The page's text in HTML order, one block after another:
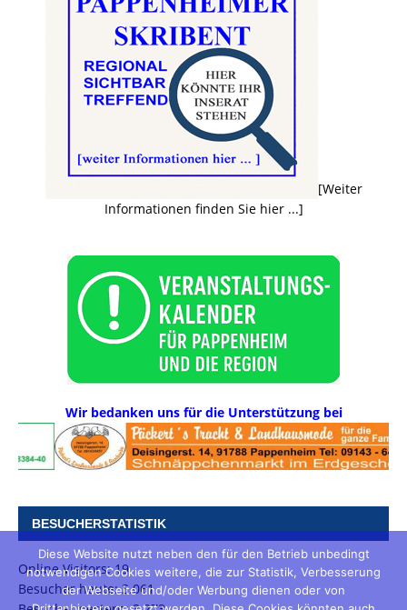
[Weiter
Informationen finden Sie hier ...]
Wir bedanken uns für die Unterstützung bei
BESUCHERSTATISTIK
Online Visitors:19
Besucher heute:3.061
Diese Website nutzt neben den für den Betrieb unbedingt
notwendigen Cookies weitere, die zur Statistik, Verbesserung
der Webseite und/oder Werbung dienen oder von